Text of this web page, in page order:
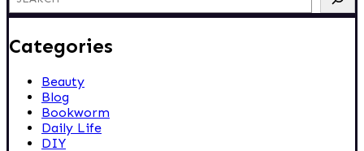
Categories
Beauty
Blog
Bookworm
Daily Life
DIY